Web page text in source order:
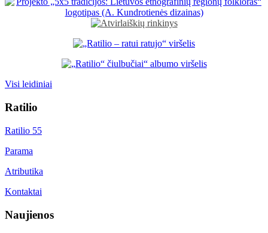
Visi leidiniai
Ratilio
Ratilio 55
Parama
Atributika
Kontaktai
Naujienos